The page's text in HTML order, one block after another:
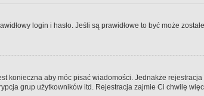
login i hasło. Jeśli są prawidłowe to być może
konieczna aby móc pisać wiadomości. Jednakże
grup użytkowników itd. Rejestracja zajmie Ci chwilę